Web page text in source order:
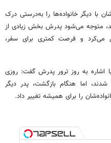
با دیگر خانواده‌ها را به‌درستی درک
متوجه می‌شود پدرش بخش زیادی از
می‌کرد و فرصت کمتری برای سفر،
اشاره به روز ترور پدرش گفت: روزی
اما هنگام بازگشت، پدر دیگر
را برای همیشه تغییر داد.